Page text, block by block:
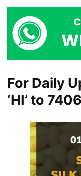
For Daily
‘HI’ to